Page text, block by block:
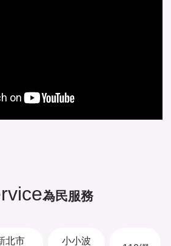
為民服務
北市
小小波